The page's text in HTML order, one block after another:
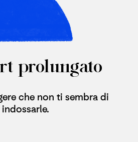
prolungato​
che non ti sembra di
indossarle.​